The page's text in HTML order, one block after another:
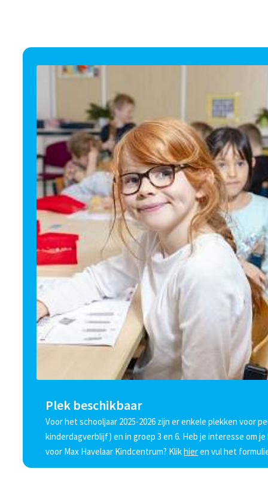
Plek beschikbaar
Voor het schooljaar 2025-2026 zijn er enkele plekken voor
kinderdagverblijf) en in groep 3 en 6. Heb je interesse om
voor Max Havelaar Kindcentrum? Klikhieren vul het